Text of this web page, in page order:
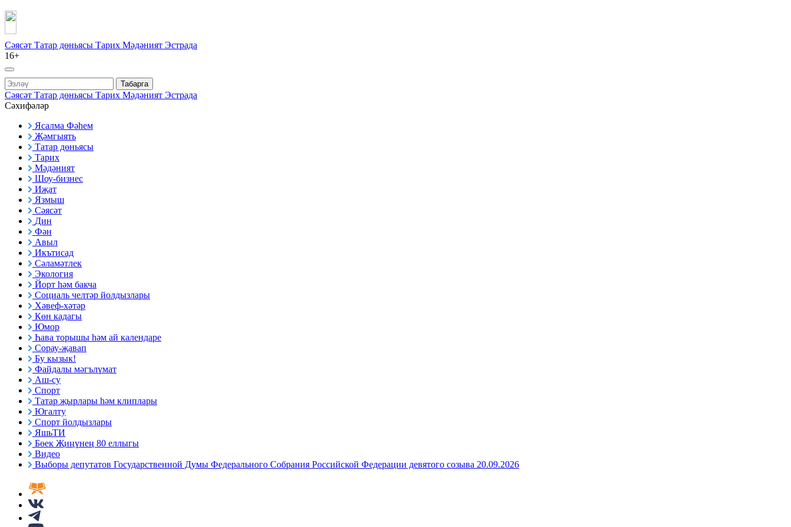
Сәясәт Татар дөньясы Тарих Мәдәният Эстрада
16+
Табарга
Сәясәт Татар дөньясы Тарих Мәдәният Эстрада
Сәхифәләр
Ясалма Фәһем
Җәмгыять
Татар дөньясы
Тарих
Мәдәният
Шоу-бизнес
Иҗат
Язмыш
Сәясәт
Дин
Фән
Авыл
Икътисад
Сәламәтлек
Экология
Йорт һәм бакча
Социаль челтәр йолдызлары
Хәвеф-хәтәр
Көн кадагы
Юмор
Һава торышы һәм ай календаре
Сорау-җавап
Бу кызык!
Файдалы мәгълүмат
Аш-су
Спорт
Татар җырлары һәм клиплары
Югалту
Спорт йолдызлары
ЯшьТИ
Бөек Җиңүнең 80 еллыгы
Видео
Выборы депутатов Государственной Думы Федерального Собрания Российской Федерации девятого созыва 20.09.2026